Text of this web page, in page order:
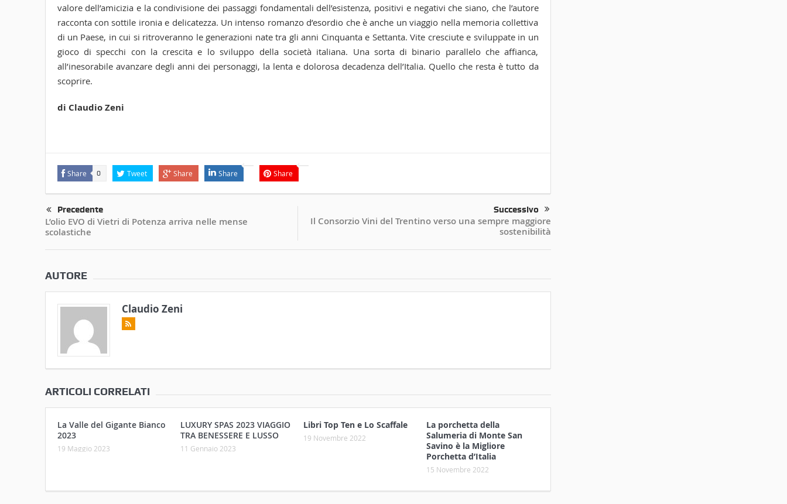
valore dell’amicizia e la condivisione dei passaggi fondamentali dell’esistenza, positivi e negativi che siano, che l’autore
racconta con sottile ironia e delicatezza. Un intenso romanzo d’esordio che è anche un viaggio nella memoria collettiva
di un Paese, in cui si ritroveranno le generazioni nate tra gli anni Cinquanta e Settanta. Vite cresciute e sviluppate in un
gioco di specchi con la crescita e lo sviluppo della società italiana. Una sorta di binario parallelo che affianca,
all’inesorabile avanzare degli anni dei personaggi, la lenta e dolorosa decadenza dell’Italia. Quello che resta è tutto da
scoprire.
di Claudio Zeni
Share 0 Tweet Share Share Share
Precedente
L’olio EVO di Vietri di Potenza arriva nelle mense
scolastiche
Successivo
Il Consorzio Vini del Trentino verso una sempre maggiore
sostenibilità
AUTORE
Claudio Zeni
ARTICOLI CORRELATI
La Valle del Gigante Bianco
2023
19 Maggio 2023
LUXURY SPAS 2023 VIAGGIO
TRA BENESSERE E LUSSO
11 Gennaio 2023
Libri Top Ten e Lo Scaffale
19 Novembre 2022
La porchetta della
Salumeria di Monte San
Savino è la Migliore
Porchetta d’Italia
15 Novembre 2022